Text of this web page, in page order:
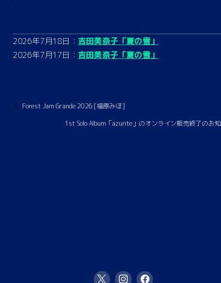
2026年7月18日： 吉田美奈子「夏の雪」
2026年7月17日： 吉田美奈子「夏の雪」
Forest Jam Grande 2026 [福原みほ]
1st Solo Album「azurite」のオンライン販売終了のお